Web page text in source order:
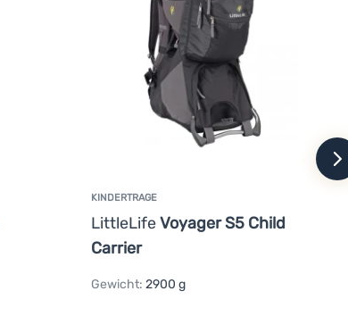
KINDERTRAGE
LittleLifeVoyager S5 Child
Carrier
Gewicht: 2900 g